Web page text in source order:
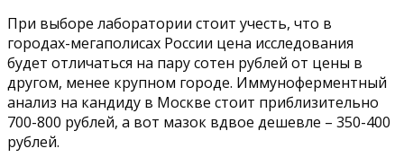
При выборе лаборатории стоит учесть, что в
городах-мегаполисах России цена исследования
будет отличаться на пару сотен рублей от цены в
другом, менее крупном городе. Иммуноферментный
анализ на кандиду в Москве стоит приблизительно
700-800 рублей, а вот мазок вдвое дешевле – 350-400
рублей.